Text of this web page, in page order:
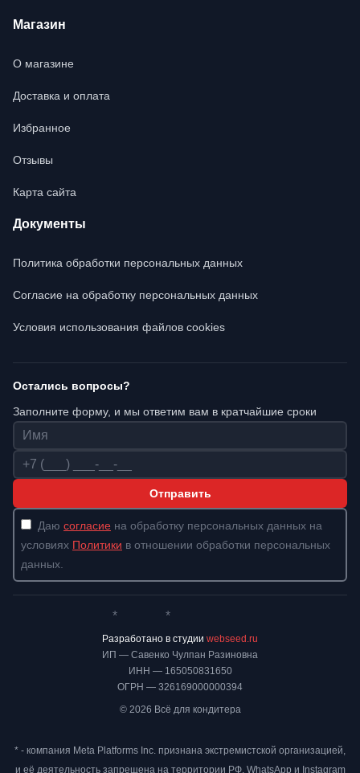
Магазин
О магазине
Доставка и оплата
Избранное
Отзывы
Карта сайта
Документы
Политика обработки персональных данных
Согласие на обработку персональных данных
Условия использования файлов cookies
Остались вопросы?
Заполните форму, и мы ответим вам в кратчайшие сроки
Имя
Телефон
Отправить
Даю согласие на обработку персональных данных на
условиях Политики в отношении обработки персональных
данных.
ИП — Савенко Чулпан Разиновна
ИНН — 165050831650
ОГРН — 326169000000394
© 2026 Всё для кондитера
* *
Разработано в студии webseed.ru
* - компания Meta Platforms Inc. признана экстремистской организацией,
и её деятельность запрещена на территории РФ. WhatsApp и Instagram